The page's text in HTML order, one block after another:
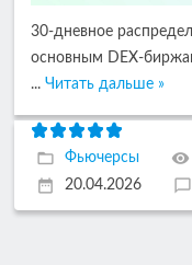
30-дневное
основным DEX-
... Читать дальше »
Фьючерсы
20.04.2026